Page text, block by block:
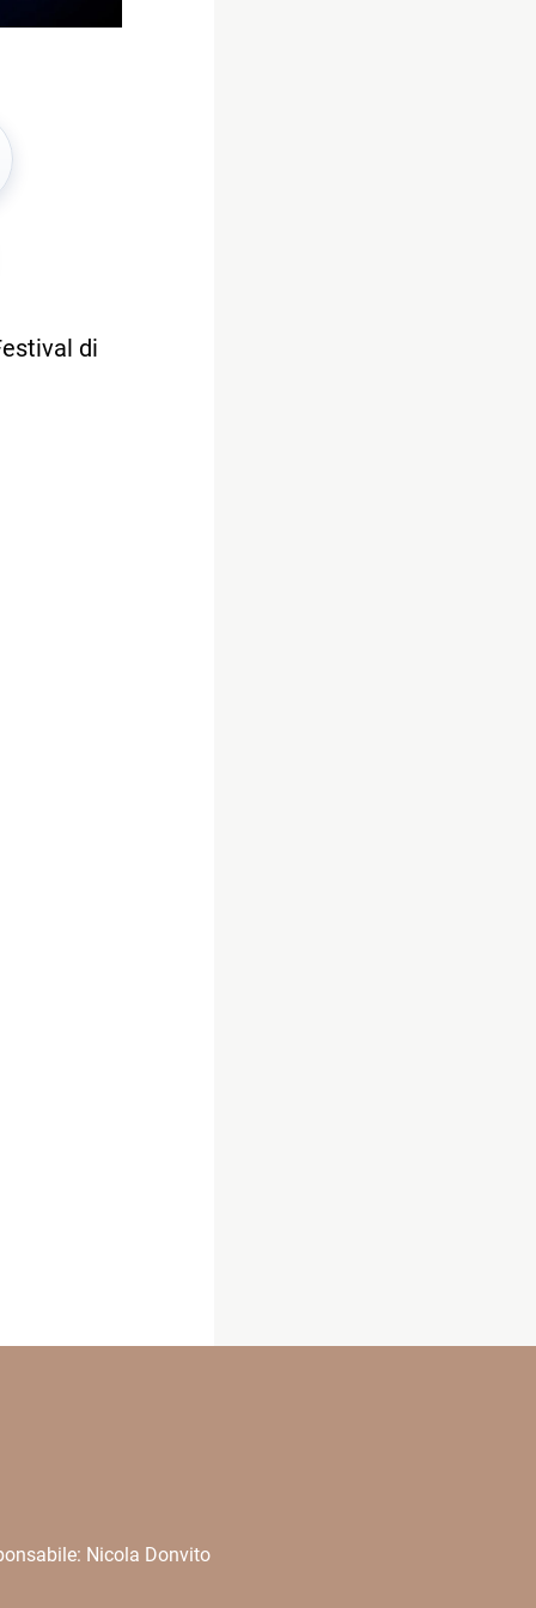
di
Nicola Donvito